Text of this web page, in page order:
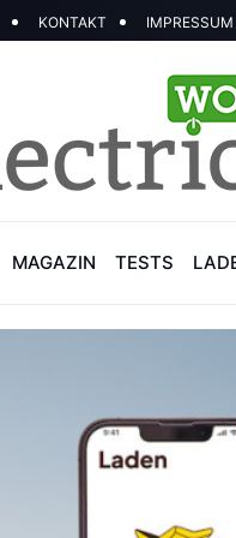
KONTAKT IMPRESSUM
MAGAZIN TESTS